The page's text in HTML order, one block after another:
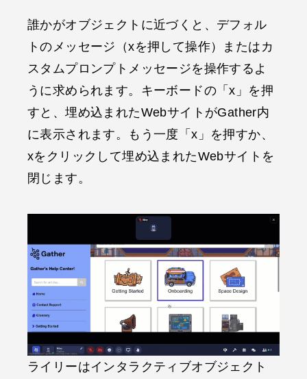
誰かがオブジェクトに近づくと、デフォル
トのメッセージ（xを押して操作）またはカ
スタムプロンプトメッセージを操作するよ
うに求められます。キーボードの「x」を押
すと、埋め込まれたWebサイトがGather内
に表示されます。もう一度「x」を押すか、
xをクリックして埋め込まれたWebサイトを
閉じます。
ライリーはインタラクティブオブジェクト